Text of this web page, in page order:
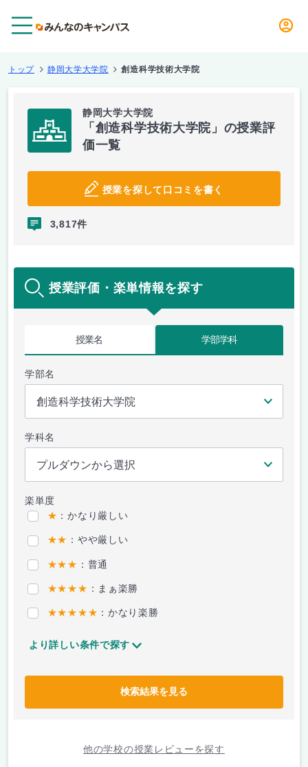
トップ 静岡大学大学院 創造科学技術大学院
静岡大学大学院
「創造科学技術大学院」の授業評
価一覧
授業を探して口コミを書く
3,817件
授業評価・楽単情報を探す
授業名 学部学科
学部名
学科名
楽単度
★ ：かなり厳しい
★★ ：やや厳しい
★★★ ：普通
★★★★ ：まぁ楽勝
★★★★★ ：かなり楽勝
より詳しい条件で探す
検索結果を見る
他の学校の授業レビューを探す